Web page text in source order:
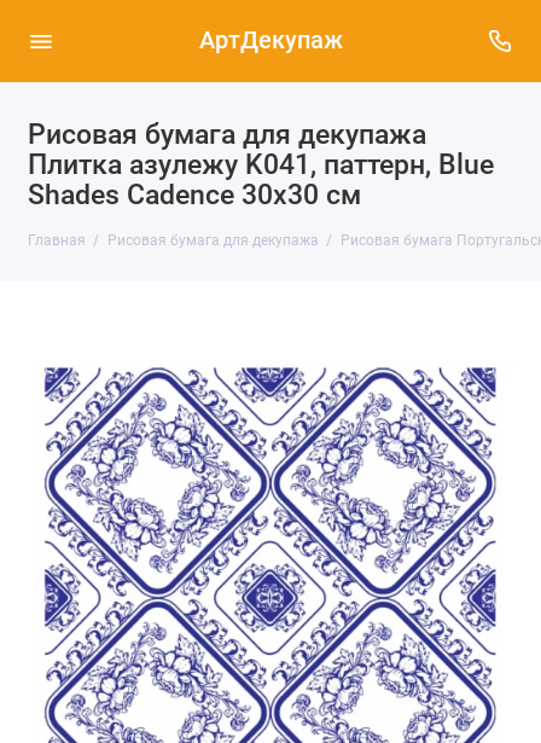
АртДекупаж
Рисовая бумага для декупажа
Плитка азулежу K041, паттерн, Blue
Shades Cadence 30х30 см
Главная Рисовая бумага для декупажа Рисовая бумага